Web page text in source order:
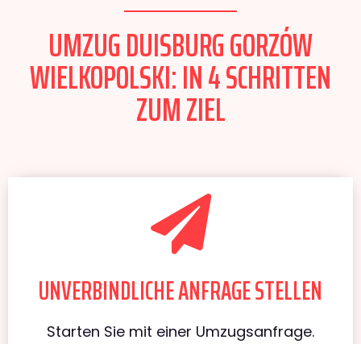
UMZUG DUISBURG GORZÓW
WIELKOPOLSKI: IN 4 SCHRITTEN
ZUM ZIEL
UNVERBINDLICHE ANFRAGE STELLEN
Starten Sie mit einer Umzugsanfrage.